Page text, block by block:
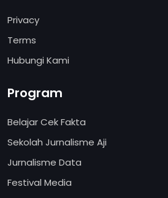
Privacy
Terms
Hubungi Kami
Program
Belajar Cek Fakta
Sekolah Jurnalisme Aji
Jurnalisme Data
Festival Media